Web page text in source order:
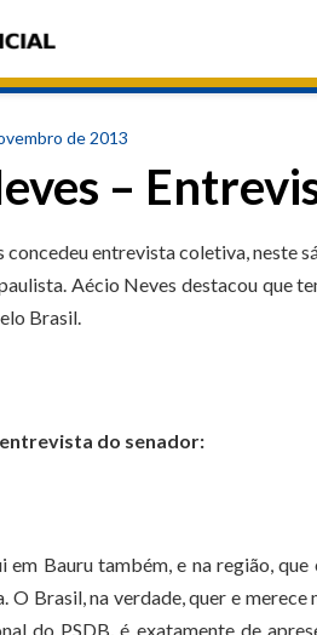
de 2013
–
entrevista coletiva, neste
Aécio Neves destacou que
Brasil.
do senador:
em Bauru também, e na região,
O Brasil, na verdade, quer e
do PSDB, é exatamente de